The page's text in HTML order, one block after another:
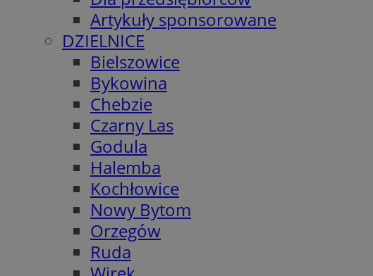
Artykuły sponsorowane
DZIELNICE
Bielszowice
Bykowina
Chebzie
Czarny Las
Godula
Halemba
Kochłowice
Nowy Bytom
Orzegów
Ruda